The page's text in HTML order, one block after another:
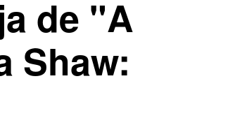
de "A
Shaw: